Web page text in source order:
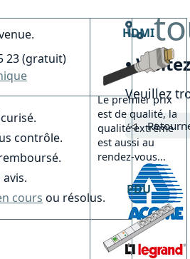
•
HDMI
Le premier prix
est de qualité, la
qualité extrême
est aussi au
rendez-vous...
PDU
Veuillez
23 (gratuit)
contrôle.
avis.
cours ou résolus.